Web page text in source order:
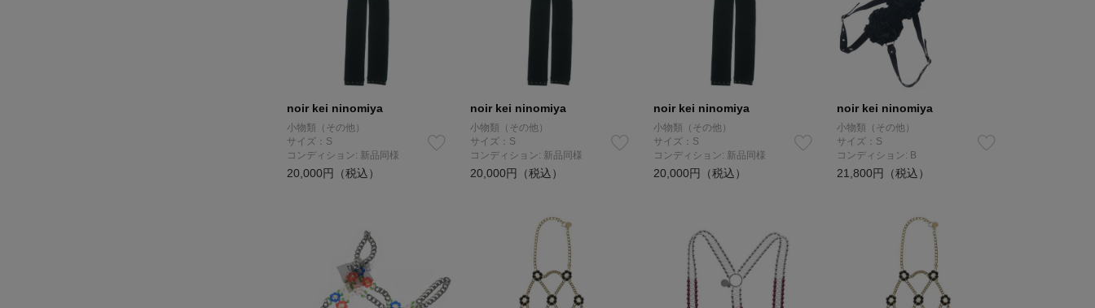
noir kei ninomiya
小物類（その他）
サイズ：S
コンディション: 新品同様
20,000円（税込）
noir kei ninomiya
小物類（その他）
サイズ：S
コンディション: 新品同様
20,000円（税込）
noir kei ninomiya
小物類（その他）
サイズ：S
コンディション: 新品同様
20,000円（税込）
noir kei ninomiya
小物類（その他）
サイズ：S
コンディション: B
21,800円（税込）